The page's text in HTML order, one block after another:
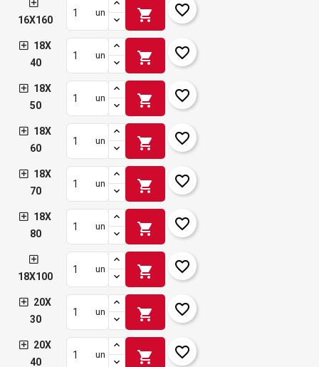
16X160
un shopping_cart favorite_border
18X
40
un shopping_cart favorite_border
18X
50
un shopping_cart favorite_border
18X
60
un shopping_cart favorite_border
18X
70
un shopping_cart favorite_border
18X
80
un shopping_cart favorite_border
18X100
un shopping_cart favorite_border
20X
30
un shopping_cart favorite_border
20X
40
un shopping_cart favorite_border